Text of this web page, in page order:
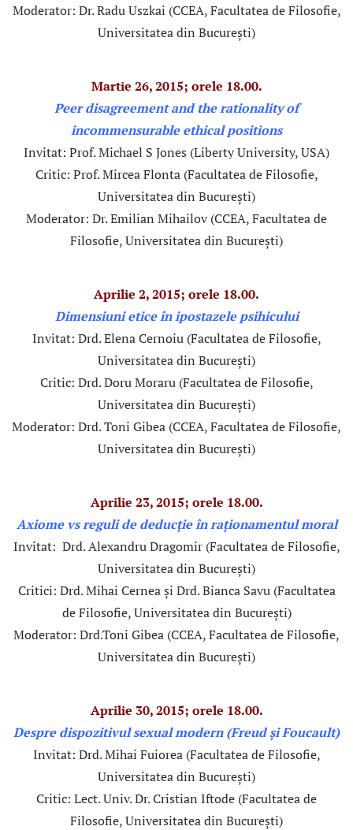
Moderator: Dr. Radu Uszkai (CCEA, Facultatea de Filosofie,
Universitatea din București)
Martie 26, 2015; orele 18.00.
Peer disagreement and the rationality of
incommensurable ethical positions
Invitat: Prof. Michael S Jones (Liberty University, USA)
Critic: Prof. Mircea Flonta (Facultatea de Filosofie,
Universitatea din București)
Moderator: Dr. Emilian Mihailov (CCEA, Facultatea de
Filosofie, Universitatea din București)
Aprilie 2, 2015; orele 18.00.
Dimensiuni etice în ipostazele psihicului
Invitat: Drd. Elena Cernoiu (Facultatea de Filosofie,
Universitatea din București)
Critic: Drd. Doru Moraru (Facultatea de Filosofie,
Universitatea din București)
Moderator: Drd. Toni Gibea (CCEA, Facultatea de Filosofie,
Universitatea din București)
Aprilie 23, 2015; orele 18.00.
Axiome vs reguli de deducție în raționamentul moral
Invitat: Drd. Alexandru Dragomir (Facultatea de Filosofie,
Universitatea din București)
Critici: Drd. Mihai Cernea și Drd. Bianca Savu (Facultatea
de Filosofie, Universitatea din București)
Moderator: Drd.Toni Gibea (CCEA, Facultatea de Filosofie,
Universitatea din București)
Aprilie 30, 2015; orele 18.00.
Despre dispozitivul sexual modern (Freud și Foucault)
Invitat: Drd. Mihai Fuiorea (Facultatea de Filosofie,
Universitatea din București)
Critic: Lect. Univ. Dr. Cristian Iftode (Facultatea de
Filosofie, Universitatea din București)